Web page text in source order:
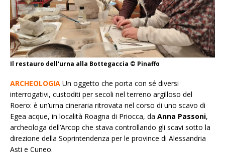
Il restauro dell'urna alla Bottegaccia © Pinaffo
ARCHEOLOGIA Un oggetto che porta con sé diversi
interrogativi, custoditi per secoli nel terreno argilloso del
Roero: è un’urna cineraria ritrovata nel corso di uno scavo di
Egea acque, in località Roagna di Priocca, da Anna Passoni,
archeologa dell’Arcop che stava controllando gli scavi sotto la
direzione della Soprintendenza per le province di Alessandria
Asti e Cuneo.